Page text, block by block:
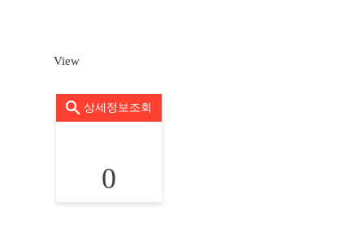
View
상세정보조회
0